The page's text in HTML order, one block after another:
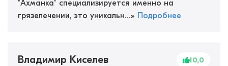
"Ахманка" специализируется именно на
грязелечении, это уникальн...» Подробнее
Владимир Киселев 10,0